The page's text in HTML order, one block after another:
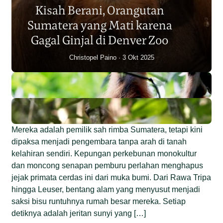
Individu dalam Satu Dekade?
Junaidi Hanafiah 14 Jul 2026
Kisah Berani, Orangutan
Sumatera yang Mati karena
Gagal Ginjal di Denver Zoo
Christopel Paino 3 Okt 2025
Mereka adalah pemilik sah rimba Sumatera, tetapi kini
dipaksa menjadi pengembara tanpa arah di tanah
kelahiran sendiri. Kepungan perkebunan monokultur
dan moncong senapan pemburu perlahan menghapus
jejak primata cerdas ini dari muka bumi. Dari Rawa Tripa
hingga Leuser, bentang alam yang menyusut menjadi
saksi bisu runtuhnya rumah besar mereka. Setiap
detiknya adalah jeritan sunyi yang […]